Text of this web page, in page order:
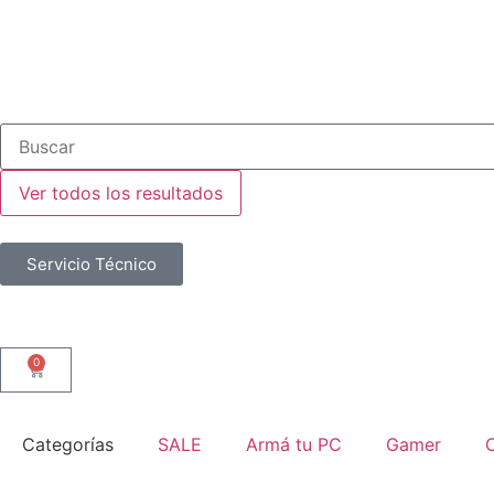
Ver todos los resultados
Servicio Técnico
0
Categorías SALE Armá tu PC Gamer